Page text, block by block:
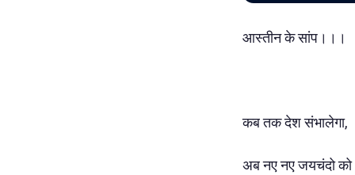
आस्तीन के सांप।।।
कब तक देश संभालेगा,
अब नए नए जयचंदो